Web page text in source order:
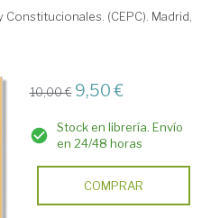
(CEPC). Madrid,
10,00 € 9,50 €
Stock en librería. Envío
en 24/48 horas
COMPRAR